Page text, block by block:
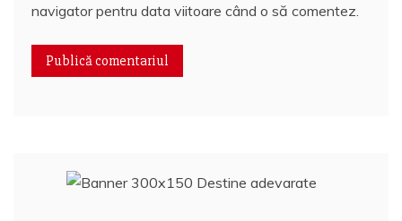
navigator pentru data viitoare când o să comentez.